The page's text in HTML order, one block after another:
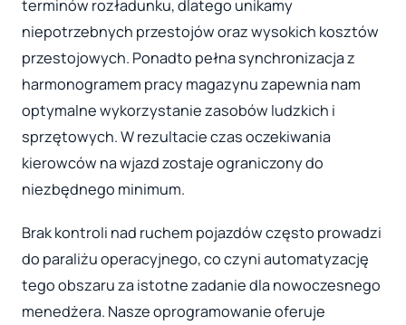
terminów rozładunku, dlatego unikamy
niepotrzebnych przestojów oraz wysokich kosztów
przestojowych. Ponadto pełna synchronizacja z
harmonogramem pracy magazynu zapewnia nam
optymalne wykorzystanie zasobów ludzkich i
sprzętowych. W rezultacie czas oczekiwania
kierowców na wjazd zostaje ograniczony do
niezbędnego minimum.
Brak kontroli nad ruchem pojazdów często prowadzi
do paraliżu operacyjnego, co czyni automatyzację
tego obszaru za istotne zadanie dla nowoczesnego
menedżera. Nasze oprogramowanie oferuje